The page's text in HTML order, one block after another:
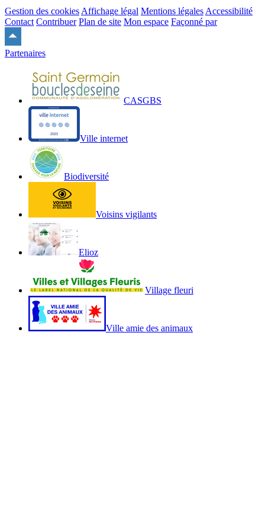
Gestion des cookies Affichage légal Mentions légales Accessibilité
Contact Contribuer Plan de site Mon espace Façonné par
haut
site
Partenaires
CASGBS
Ville internet
Biodiversité
Voisins vigilants
Elioz
Village fleuri
Ville amie des animaux